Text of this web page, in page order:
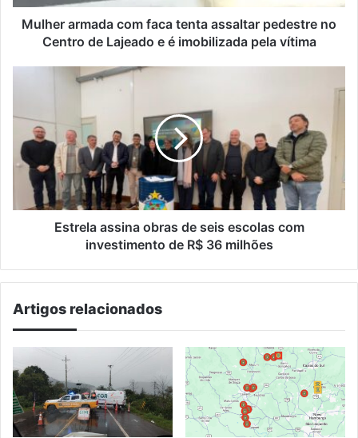
Centro
de
Lajeado
vítima
Mulher armada com faca tenta assaltar pedestre no
Centro de Lajeado e é imobilizada pela vítima
seis
escolas
com
investimento
de
Estrela assina obras de seis escolas com
investimento de R$ 36 milhões
Artigos relacionados